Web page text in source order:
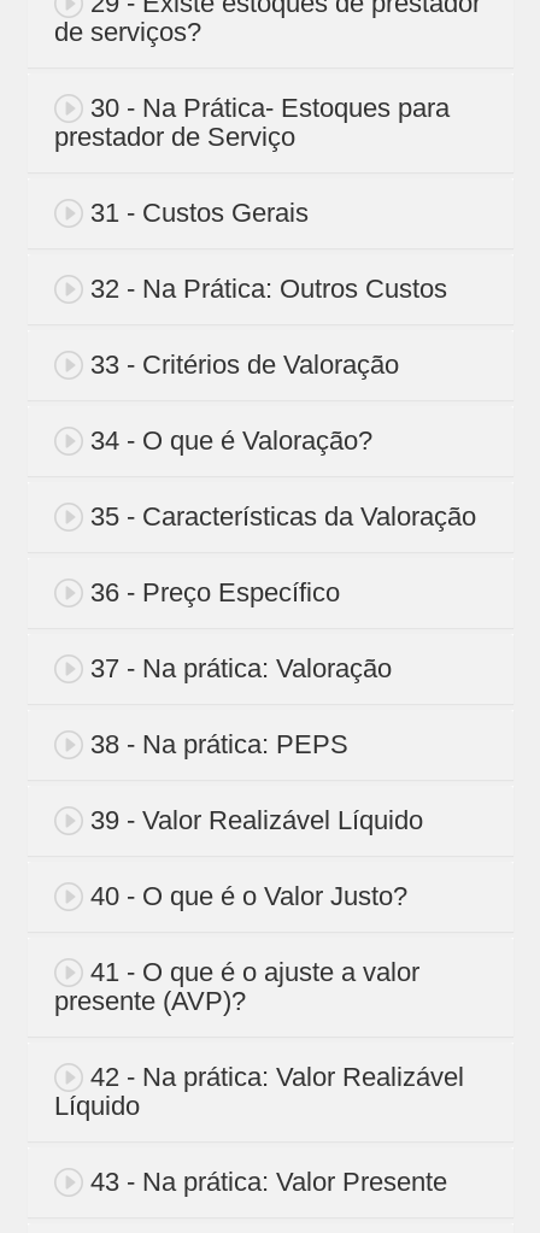
de serviços?
30 - Na Prática- Estoques para
prestador de Serviço
31 - Custos Gerais
32 - Na Prática: Outros Custos
33 - Critérios de Valoração
34 - O que é Valoração?
35 - Características da Valoração
36 - Preço Específico
37 - Na prática: Valoração
38 - Na prática: PEPS
39 - Valor Realizável Líquido
40 - O que é o Valor Justo?
41 - O que é o ajuste a valor
presente (AVP)?
42 - Na prática: Valor Realizável
Líquido
43 - Na prática: Valor Presente